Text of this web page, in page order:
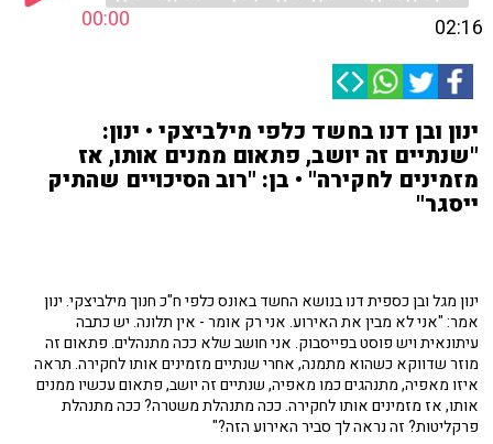
00:00 02:16
ינון ובן דנו בחשד כלפי מילביצקי • ינון:
"שנתיים זה יושב, פתאום ממנים אותו, אז
מזמינים לחקירה" • בן: "רוב הסיכויים שהתיק
ייסגר"
ינון מגל ובן כספית דנו בנושא החשד באונס כלפי ח"כ חנוך מילביצקי. ינון
אמר: "אני לא מבין את האירוע. אני רק אומר - אין תלונה. יש כתבה
עיתונאית ויש פוסט בפייסבוק. אני חושב שלא ככה מתנהלים. פתאום זה
מוזר שדווקא כשהוא מתמנה, אחרי שנתיים מזמינים אותו לחקירה. תראה
איזו מאפיה, מתנהגים כמו מאפיה, שנתיים זה יושב, פתאום עכשיו ממנים
אותו, אז מזמינים אותו לחקירה. ככה מתנהלת משטרה? ככה מתנהלת
פרקליטות? זה נראה לך סביר האירוע הזה?"